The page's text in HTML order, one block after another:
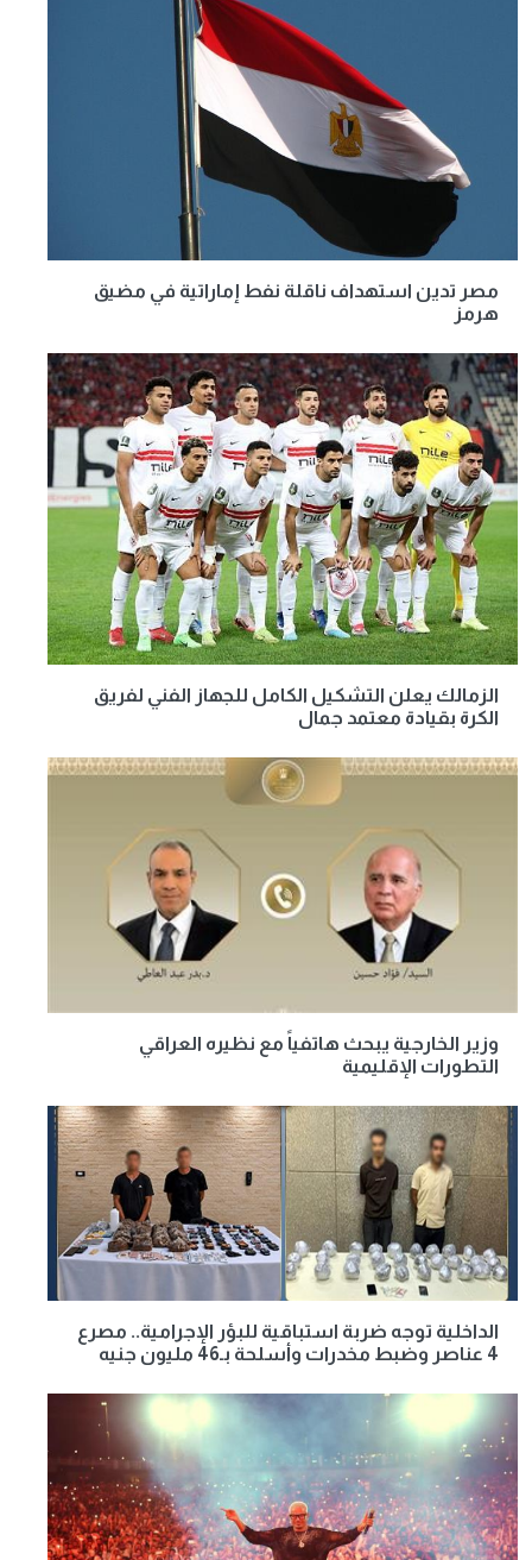
مصر تدين استهداف ناقلة نفط إماراتية في مضيق
هرمز
الزمالك يعلن التشكيل الكامل للجهاز الفني لفريق
الكرة بقيادة معتمد جمال
وزير الخارجية يبحث هاتفياً مع نظيره العراقي
التطورات الإقليمية
الداخلية توجه ضربة استباقية للبؤر الإجرامية.. مصرع
4 عناصر وضبط مخدرات وأسلحة بـ46 مليون جنيه